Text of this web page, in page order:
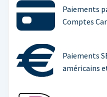
Paiements
Comptes
Paiements
américains